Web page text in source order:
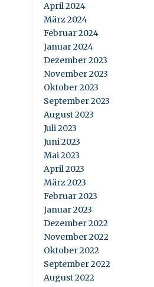
April 2024
März 2024
Februar 2024
Januar 2024
Dezember 2023
November 2023
Oktober 2023
September 2023
August 2023
Juli 2023
Juni 2023
Mai 2023
April 2023
März 2023
Februar 2023
Januar 2023
Dezember 2022
November 2022
Oktober 2022
September 2022
August 2022